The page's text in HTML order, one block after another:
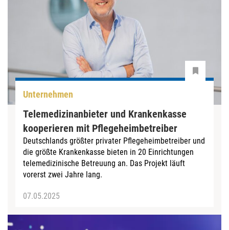
Unternehmen
Telemedizinanbieter und Krankenkasse
kooperieren mit Pflegeheimbetreiber
Deutschlands größter privater Pflegeheimbetreiber und
die größte Krankenkasse bieten in 20 Einrichtungen
telemedizinische Betreuung an. Das Projekt läuft
vorerst zwei Jahre lang.
07.05.2025